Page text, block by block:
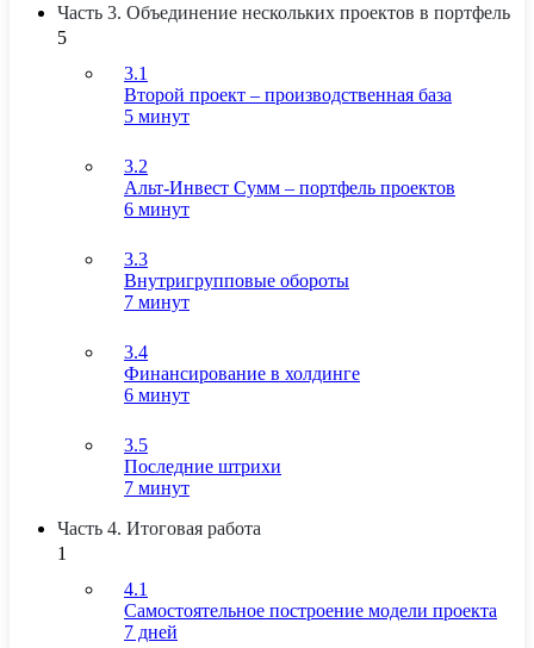
Часть 3. Объединение нескольких проектов в портфель
5
3.1
Второй проект – производственная база
5 минут
3.2
Альт-Инвест Сумм – портфель проектов
6 минут
3.3
Внутригрупповые обороты
7 минут
3.4
Финансирование в холдинге
6 минут
3.5
Последние штрихи
7 минут
Часть 4. Итоговая работа
1
4.1
Самостоятельное построение модели проекта
7 дней